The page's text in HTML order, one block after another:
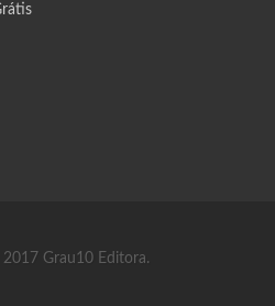
Grau10 Editora.